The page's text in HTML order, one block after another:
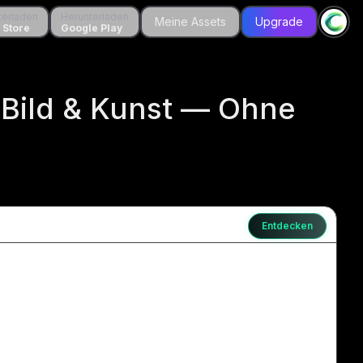
Google Play
Meine Assets Upgrade
Herunterladen
Google Play
Meine Assets Upgrade
& Kunst — Ohne
Entdecken